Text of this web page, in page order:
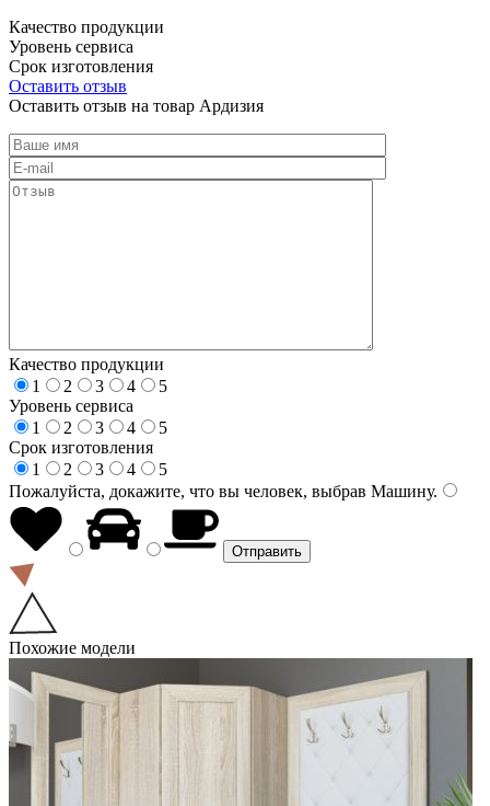
Качество продукции
Уровень сервиса
Срок изготовления
Оставить отзыв
Оставить отзыв на товар Ардизия
Качество продукции
1
2 3 4
5
Уровень сервиса
1
2 3 4
5
Срок изготовления
1
2 3 4
5
Пожалуйста, докажите, что вы человек, выбрав Машину.
Похожие модели